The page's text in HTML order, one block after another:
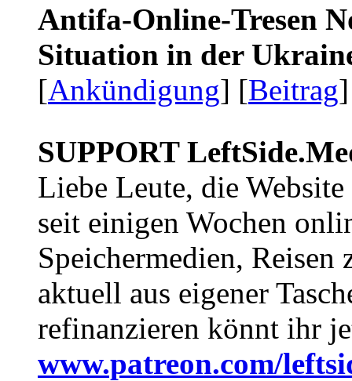
Antifa-Online-Tresen
Situation in der
[Ankündigung] [Beitrag
SUPPORT
Liebe Leute, die Website
seit einigen Wochen
Speichermedien, Reisen
aktuell aus eigener
refinanzieren könnt ihr
www.patreon.com/